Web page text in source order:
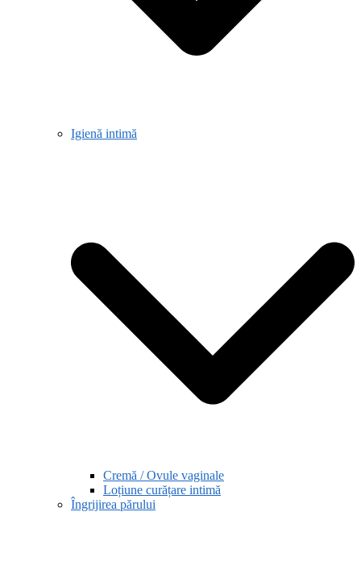
Igienă intimă
Cremă / Ovule vaginale
Loțiune curățare intimă
Îngrijirea părului